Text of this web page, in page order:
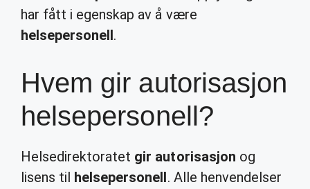
har fått i egenskap av å være
helsepersonell.
Hvem gir autorisasjon
helsepersonell?
Helsedirektoratet gir autorisasjon og
lisens til helsepersonell. Alle henvendelser